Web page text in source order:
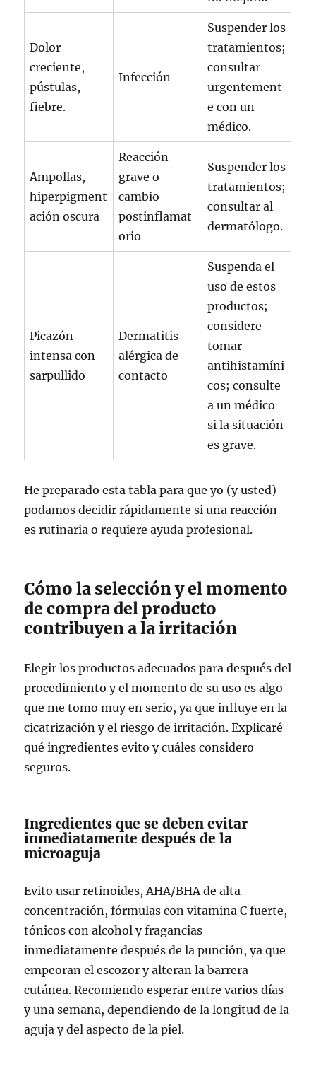
Dolor
creciente,
pústulas,
fiebre.
Infección
Suspender los
tratamientos;
consultar
urgentement
e con un
médico.
Ampollas,
hiperpigment
ación oscura
Reacción
grave o
cambio
postinflamat
orio
Suspender los
tratamientos;
consultar al
dermatólogo.
Picazón
intensa con
sarpullido
Dermatitis
alérgica de
contacto
Suspenda el
uso de estos
productos;
considere
tomar
antihistamíni
cos; consulte
a un médico
si la situación
es grave.
He preparado esta tabla para que yo (y usted)
podamos decidir rápidamente si una reacción
es rutinaria o requiere ayuda profesional.
Cómo la selección y el momento
de compra del producto
contribuyen a la irritación
Elegir los productos adecuados para después del
procedimiento y el momento de su uso es algo
que me tomo muy en serio, ya que influye en la
cicatrización y el riesgo de irritación. Explicaré
qué ingredientes evito y cuáles considero
seguros.
Ingredientes que se deben evitar
inmediatamente después de la
microaguja
Evito usar retinoides, AHA/BHA de alta
concentración, fórmulas con vitamina C fuerte,
tónicos con alcohol y fragancias
inmediatamente después de la punción, ya que
empeoran el escozor y alteran la barrera
cutánea. Recomiendo esperar entre varios días
y una semana, dependiendo de la longitud de la
aguja y del aspecto de la piel.